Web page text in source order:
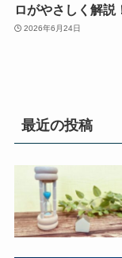
ロがやさしく解説
2026年6月24日
最近の投稿